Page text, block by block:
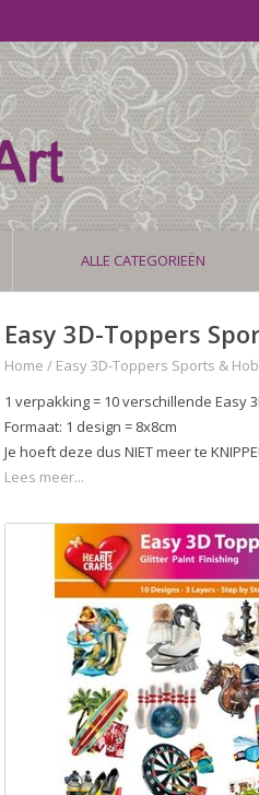
ALLE CATEGORIEËN
Easy 3D-Toppers
Home / Easy 3D-Toppers Sports &
1 verpakking = 10 verschillende Easy
Formaat: 1 design = 8x8cm
Je hoeft deze dus NIET meer te
Lees meer...